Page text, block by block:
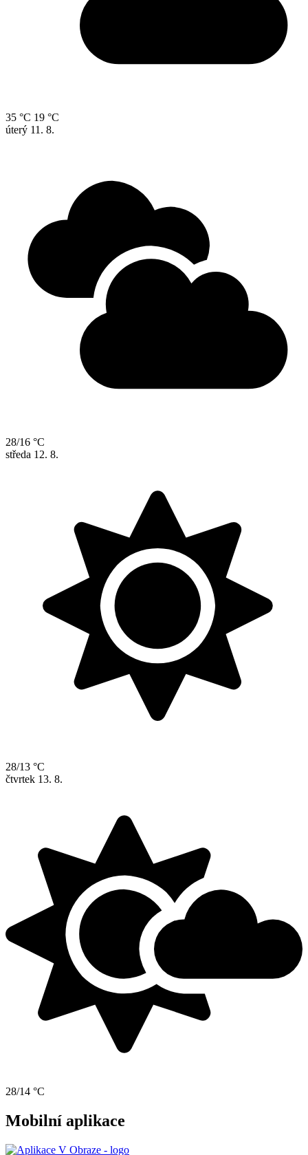
35 °C 19 °C
úterý 11. 8.
28/16 °C
středa 12. 8.
28/13 °C
čtvrtek 13. 8.
28/14 °C
Mobilní aplikace